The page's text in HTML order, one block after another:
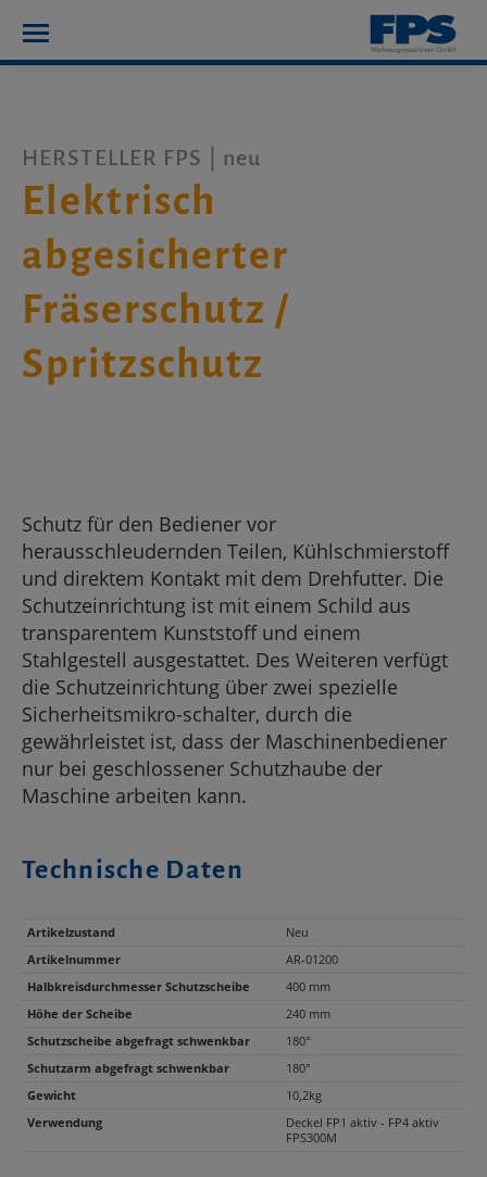
HERSTELLER FPS | neu
Elektrisch
abgesicherter
Fräserschutz /
Spritzschutz
Schutz für den Bediener vor
herausschleudernden Teilen, Kühlschmierstoff
und direktem Kontakt mit dem Drehfutter. Die
Schutzeinrichtung ist mit einem Schild aus
transparentem Kunststoff und einem
Stahlgestell ausgestattet. Des Weiteren verfügt
die Schutzeinrichtung über zwei spezielle
Sicherheitsmikro-schalter, durch die
gewährleistet ist, dass der Maschinenbediener
nur bei geschlossener Schutzhaube der
Maschine arbeiten kann.
Technische Daten
Artikelzustand
Neu
Artikelnummer
AR-01200
Halbkreisdurchmesser Schutzscheibe
400 mm
Höhe der Scheibe
240 mm
Schutzscheibe abgefragt schwenkbar
180°
Schutzarm abgefragt schwenkbar
180°
Gewicht
10,2kg
Verwendung
Deckel FP1 aktiv - FP4 aktiv
FPS300M